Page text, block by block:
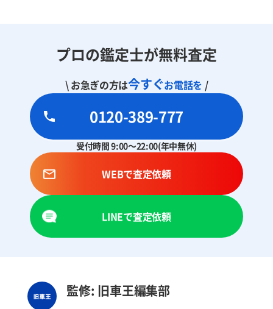
プロの鑑定士が無料査定
\ お急ぎの方は今すぐお電話を /
0120-389-777
受付時間 9:00～22:00(年中無休)
WEBで査定依頼
LINEで査定依頼
監修: 旧車王編集部